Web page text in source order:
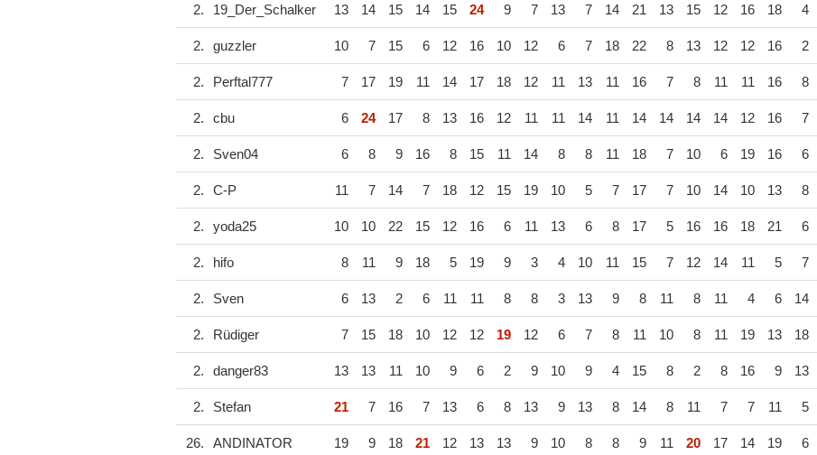
2. 19_Der_Schalker 13 14 15 14 15 24 9 7 13 7 14 21 13 15 12 16 18 4
2. guzzler 10 7 15 6 12 16 10 12 6 7 18 22 8 13 12 12 16 2
2. Perftal777 7 17 19 11 14 17 18 12 11 13 11 16 7 8 11 11 16 8
2. cbu 6 24 17 8 13 16 12 11 11 14 11 14 14 14 14 12 16 7
2. Sven04 6 8 9 16 8 15 11 14 8 8 11 18 7 10 6 19 16 6
2. C-P 11 7 14 7 18 12 15 19 10 5 7 17 7 10 14 10 13 8
2. yoda25 10 10 22 15 12 16 6 11 13 6 8 17 5 16 16 18 21 6
2. hifo 8 11 9 18 5 19 9 3 4 10 11 15 7 12 14 11 5 7
2. Sven 6 13 2 6 11 11 8 8 3 13 9 8 11 8 11 4 6 14
2. Rüdiger 7 15 18 10 12 12 19 12 6 7 8 11 10 8 11 19 13 18
2. danger83 13 13 11 10 9 6 2 9 10 9 4 15 8 2 8 16 9 13
2. Stefan 21 7 16 7 13 6 8 13 9 13 8 14 8 11 7 7 11 5
26. ANDINATOR 19 9 18 21 12 13 13 9 10 8 8 9 11 20 17 14 19 6